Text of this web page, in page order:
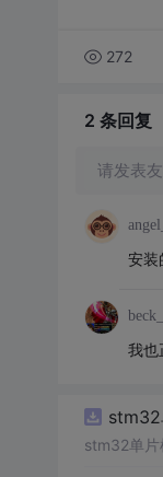
272
2 条回复
请发表
安装
我也
stm32
stm32单片